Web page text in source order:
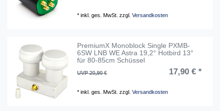
*inkl. ges. MwSt. zzgl.Versandkosten
PremiumX Monoblock Single PXMB-
6SW LNB WE Astra 19,2° Hotbird 13°
für 80-85cm Schüssel
UVP 20,90 € 17,90 € *
*inkl. ges. MwSt. zzgl.Versandkosten